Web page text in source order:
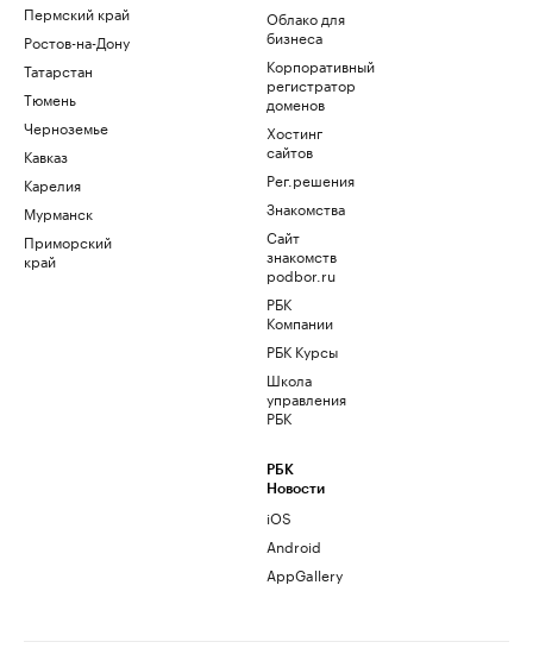
Пермский край
Ростов-на-Дону
Татарстан
Тюмень
Черноземье
Кавказ
Карелия
Мурманск
Приморский
край
Облако для
бизнеса
Корпоративный
регистратор
доменов
Хостинг
сайтов
Рег.решения
Знакомства
Сайт
знакомств
podbor.ru
РБК
Компании
РБК Курсы
Школа
управления
РБК
РБК
Новости
iOS
Android
AppGallery